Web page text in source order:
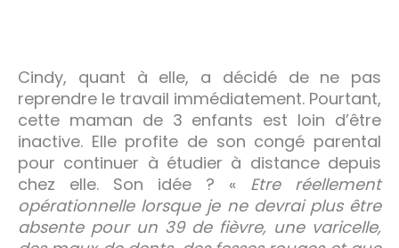
Cindy, quant à elle, a décidé de ne pas
reprendre le travail immédiatement. Pourtant,
cette maman de 3 enfants est loin d’être
inactive. Elle profite de son congé parental
pour continuer à étudier à distance depuis
chez elle. Son idée ? « Etre réellement
opérationnelle lorsque je ne devrai plus être
absente pour un 39 de fièvre, une varicelle,